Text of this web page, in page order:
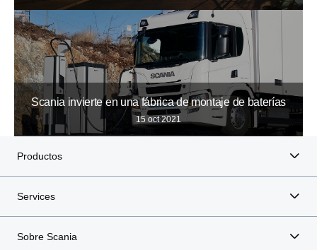
Scania invierte en una fábrica de montaje de baterías
15 oct 2021
Productos
Services
Sobre Scania